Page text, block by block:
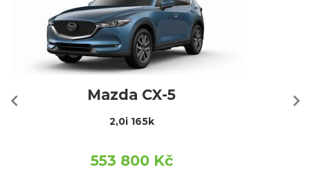
Mazda CX-5
2,0i 165k
553 800 Kč